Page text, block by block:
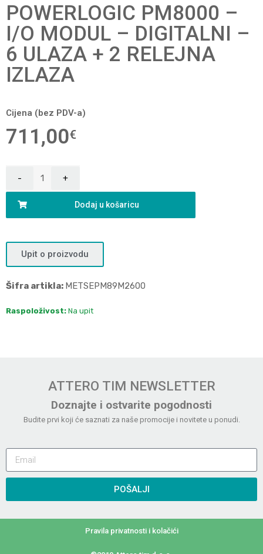
POWERLOGIC PM8000 –
I/O MODUL – DIGITALNI –
6 ULAZA + 2 RELEJNA
IZLAZA
Cijena (bez PDV-a)
711,00€
Dodaj u košaricu
Upit o proizvodu
Šifra artikla: METSEPM89M2600
Raspoloživost: Na upit
ATTERO TIM NEWSLETTER
Doznajte i ostvarite pogodnosti
Budite prvi koji će saznati za naše promocije i novitete u ponudi.
POŠALJI
Pravila privatnosti i kolačići